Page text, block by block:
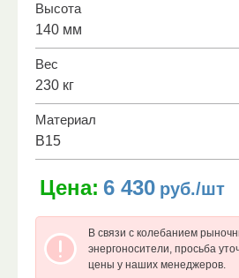
Высота
140 мм
Вес
230 кг
Материал
В15
Цена: 6 430 руб./шт
В связи с колебанием
энергоносители, просьба
цены у наших менеджеров.